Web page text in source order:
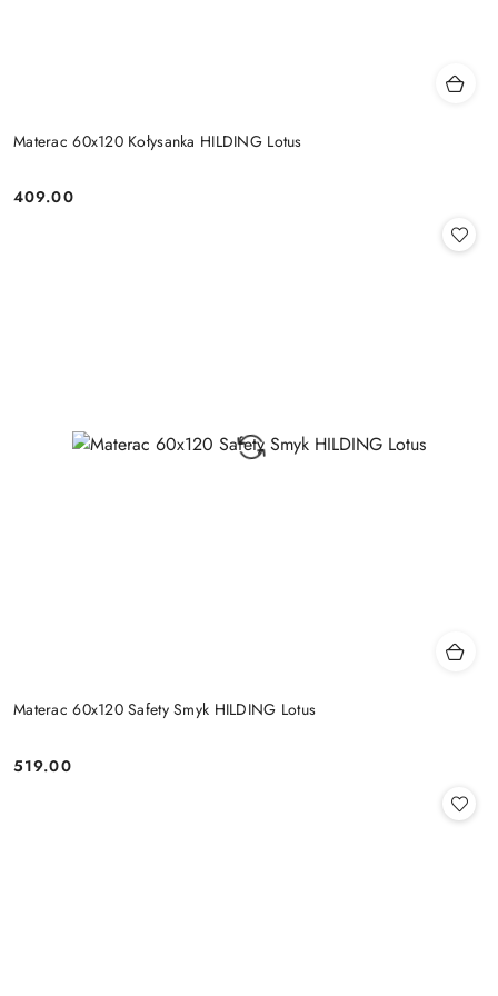
Materac 60x120 Kołysanka HILDING Lotus
Cena:
409.00
Materac 60x120 Safety Smyk HILDING Lotus
Cena:
519.00